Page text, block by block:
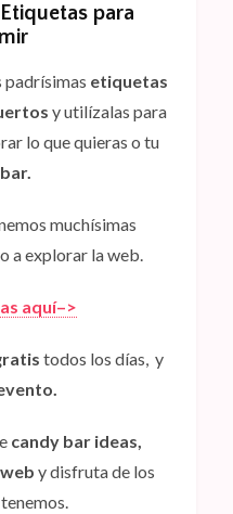
para
padrísimas etiquetas
y utilízalas para
lo que quieras o tu
muchísimas
a explorar la web.
aquí–>
todos los días, y
candy bar ideas,
weby disfruta de los